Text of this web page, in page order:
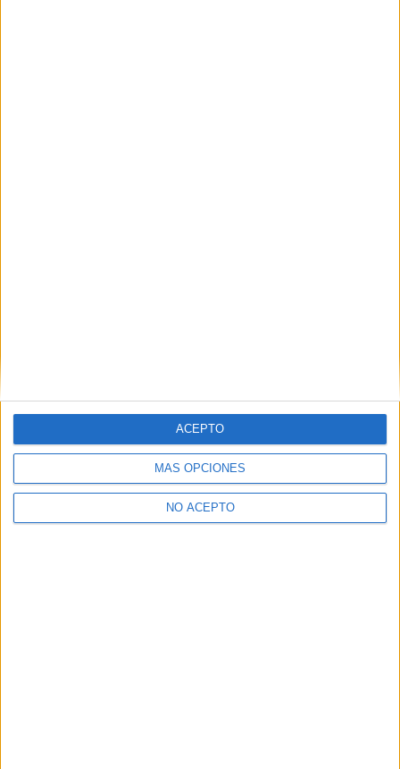
MÁS OPCIONES
NO ACEPTO
ACEPTO
Y como regalo de agradecimiento, por registrarte te daremos
gratis una copia de nuestro ebook con 100 consejos para tu
primer año de universidad